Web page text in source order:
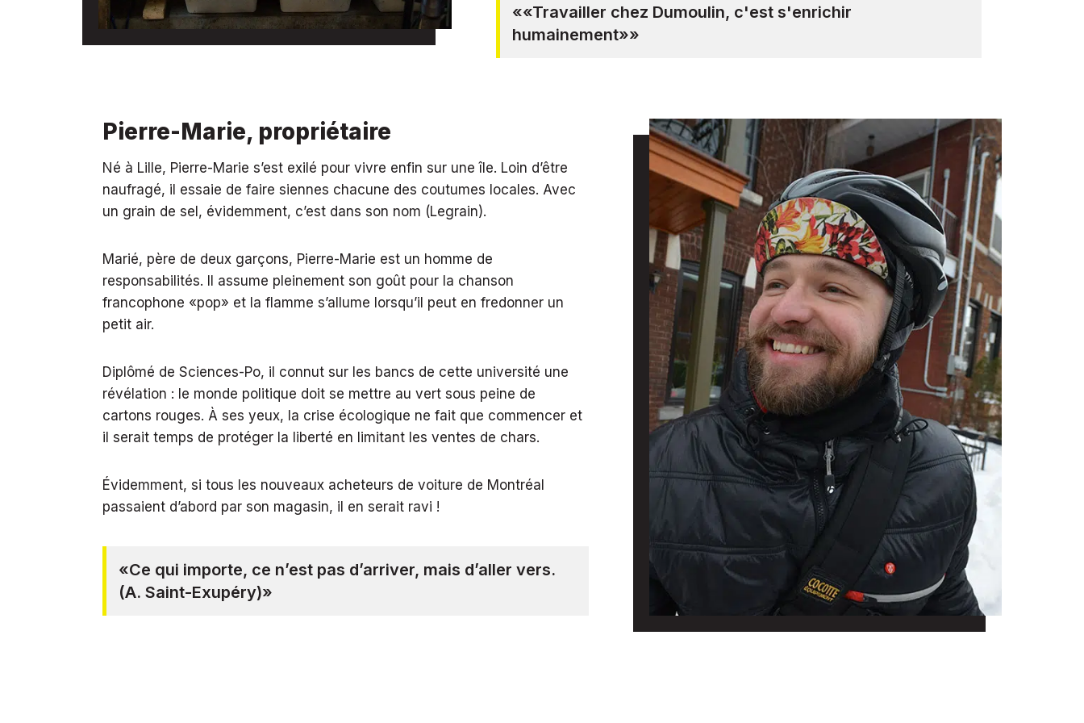
««Travailler chez Dumoulin, c'est s'enrichir
humainement»»
Pierre-Marie, propriétaire
Né à Lille, Pierre-Marie s’est exilé pour vivre enfin sur une île. Loin d’être
naufragé, il essaie de faire siennes chacune des coutumes locales. Avec
un grain de sel, évidemment, c’est dans son nom (Legrain).
Marié, père de deux garçons, Pierre-Marie est un homme de
responsabilités. Il assume pleinement son goût pour la chanson
francophone «pop» et la flamme s’allume lorsqu’il peut en fredonner un
petit air.
Diplômé de Sciences-Po, il connut sur les bancs de cette université une
révélation : le monde politique doit se mettre au vert sous peine de
cartons rouges. À ses yeux, la crise écologique ne fait que commencer et
il serait temps de protéger la liberté en limitant les ventes de chars.
Évidemment, si tous les nouveaux acheteurs de voiture de Montréal
passaient d’abord par son magasin, il en serait ravi !
«Ce qui importe, ce n’est pas d’arriver, mais d’aller vers.
(A. Saint-Exupéry)»